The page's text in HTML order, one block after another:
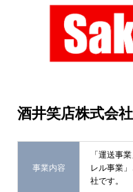
酒井笑店株式会
事業内容
「運送事
レル事業
社です。